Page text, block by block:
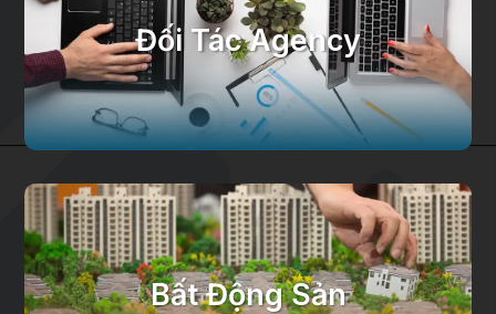
Đối Tác Agency
Bất Động Sản